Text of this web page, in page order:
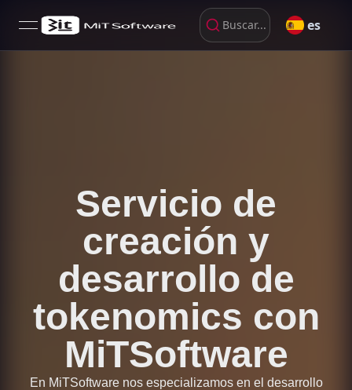
open navigation menu Buscar... es
Servicio de
creación y
desarrollo de
tokenomics con
MiTSoftware
En MiTSoftware nos especializamos en el desarrollo